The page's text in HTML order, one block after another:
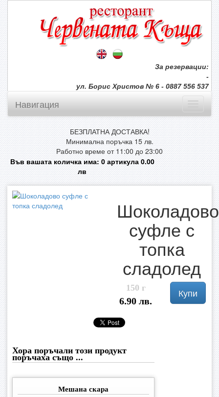
За резервации:
-
ул. Борис Христов № 6 - 0887 556 537
Навигация
БЕЗПЛАТНА ДОСТАВКА!
Минимална поръчка 15 лв.
Работно време от 11:00 до 23:00
Във вашата количка има:0артикула0.00
лв
Шоколадово
суфле с
топка
сладолед
150 г
6.90 лв.
Купи
Хора поръчали този продукт
поръчаха също ...
Мешана скара